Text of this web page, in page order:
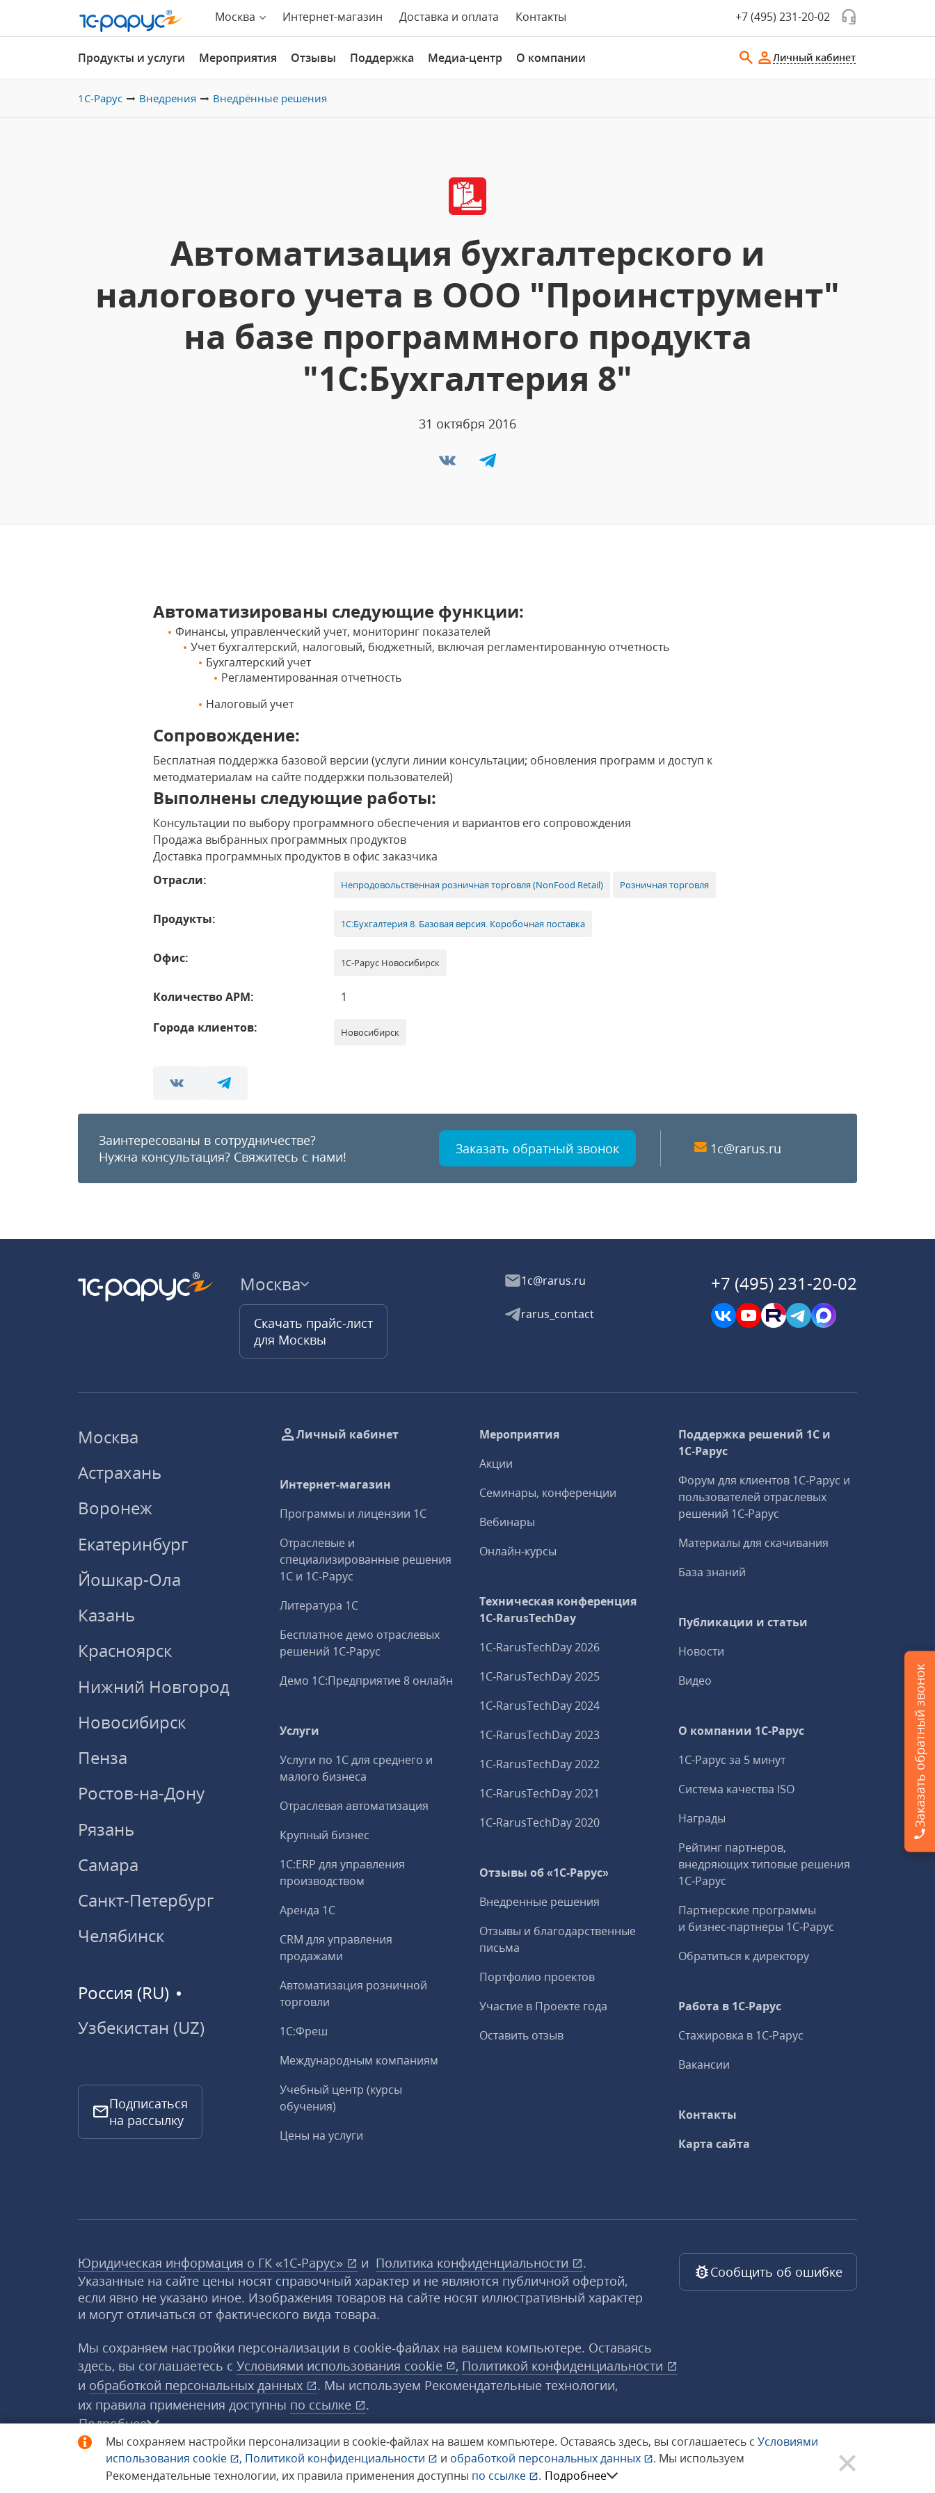
Москва Интернет-магазин Доставка и оплата Контакты +7 (495) 231-20-02
Продукты и услуги Мероприятия Отзывы Поддержка Медиа-центр О компании Личный кабинет
1С-Рарус Внедрения Внедрённые решения
Автоматизация бухгалтерского и
налогового учета в ООО "Проинструмент"
на базе программного продукта
"1С:Бухгалтерия 8"
31 октября 2016
Автоматизированы следующие функции:
Финансы, управленческий учет, мониторинг показателей
Учет бухгалтерский, налоговый, бюджетный, включая регламентированную отчетность
Бухгалтерский учет
Регламентированная отчетность
Налоговый учет
Сопровождение:
Бесплатная поддержка базовой версии (услуги линии консультации; обновления программ и доступ к
методматериалам на сайте поддержки пользователей)
Выполнены следующие работы:
Консультации по выбору программного обеспечения и вариантов его сопровождения
Продажа выбранных программных продуктов
Доставка программных продуктов в офис заказчика
Отрасли:
Непродовольственная розничная торговля (NonFood Retail) Розничная торговля
Продукты: 1С:Бухгалтерия 8. Базовая версия. Коробочная поставка
Офис: 1С-Рарус Новосибирск
Количество АРМ:
1
Города клиентов:
Новосибирск
Заинтересованы в сотрудничестве?
Нужна консультация? Свяжитесь с нами! Заказать обратный звонок 1c@rarus.ru
Мы сохраняем настройки персонализации в cookie‑файлах на вашем компьютере. Оставаясь здесь, вы соглашаетесь с Условиями
использования cookie , Политикой конфиденциальности и обработкой персональных данных . Мы используем
Рекомендательные технологии, их правила применения доступны по ссылке . Подробнее
Москва
Скачать прайс-лист
для Москвы
1c@rarus.ru
rarus_contact
+7 (495) 231-20-02
Москва
Астрахань
Воронеж
Екатеринбург
Йошкар-Ола
Казань
Красноярск
Нижний Новгород
Новосибирск
Пенза
Ростов-на-Дону
Рязань
Самара
Санкт-Петербург
Челябинск
Россия (RU)
Узбекистан (UZ)
Подписаться
на рассылку
Личный кабинет
Интернет-магазин
Программы и лицензии 1С
Отраслевые и
специализированные решения
1С и 1С‑Рарус
Литература 1С
Бесплатное демо отраслевых
решений 1С‑Рарус
Демо 1С:Предприятие 8 онлайн
Услуги
Услуги по 1С для среднего и
малого бизнеса
Отраслевая автоматизация
Крупный бизнес
1С:ERP для управления
производством
Аренда 1С
CRM для управления
продажами
Автоматизация розничной
торговли
1С:Фреш
Международным компаниям
Учебный центр (курсы
обучения)
Цены на услуги
Мероприятия
Акции
Семинары, конференции
Вебинары
Онлайн-курсы
Техническая конференция
1C‑RarusTechDay
1C‑RarusTechDay 2026
1C‑RarusTechDay 2025
1C‑RarusTechDay 2024
1C‑RarusTechDay 2023
1C‑RarusTechDay 2022
1C‑RarusTechDay 2021
1C‑RarusTechDay 2020
Отзывы об «1С-Рарус»
Внедренные решения
Отзывы и благодарственные
письма
Портфолио проектов
Участие в Проекте года
Оставить отзыв
Поддержка решений 1С и
1С‑Рарус
Форум для клиентов 1С‑Рарус и
пользователей отраслевых
решений 1С‑Рарус
Материалы для скачивания
База знаний
Публикации и статьи
Новости
Видео
О компании 1C-Рарус
1С-Рарус за 5 минут
Система качества ISO
Награды
Рейтинг партнеров,
внедряющих типовые решения
1С‑Рарус
Партнерские программы
и бизнес‑партнеры 1С‑Рарус
Обратиться к директору
Работа в 1С‑Рарус
Стажировка в 1С‑Рарус
Вакансии
Контакты
Карта сайта
Юридическая информация о ГК «1С‑Рарус» и Политика конфиденциальности
.
Указанные на сайте цены носят справочный характер и не являются публичной офертой,
если явно не указано иное. Изображения товаров на сайте носят иллюстративный характер
и могут отличаться от фактического вида товара.
Мы сохраняем настройки персонализации в cookie‑файлах на вашем компьютере. Оставаясь
здесь, вы соглашаетесь с Условиями использования cookie , Политикой конфиденциальности
и обработкой персональных данных
. Мы используем Рекомендательные технологии,
их правила применения доступны по ссылке
.
Подробнее
© 1998−2026 «1С‑Рарус» ®. Все права защищены.
Сообщить об ошибке
Заказать обратный звонок